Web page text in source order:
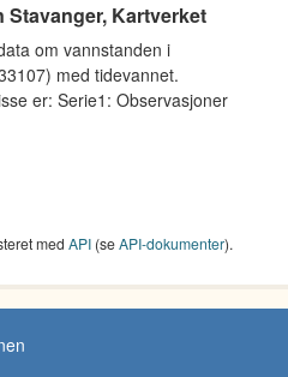
Kartverket
om vannstanden i
med tidevannet.
er: Serie1: Observasjoner
med API (seAPI-dokumenter).